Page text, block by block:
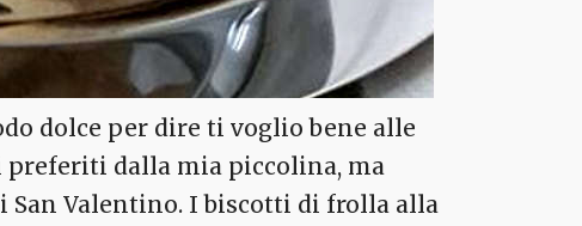
dolce per dire ti voglio bene alle
preferiti dalla mia piccolina, ma
San Valentino. I biscotti di frolla alla